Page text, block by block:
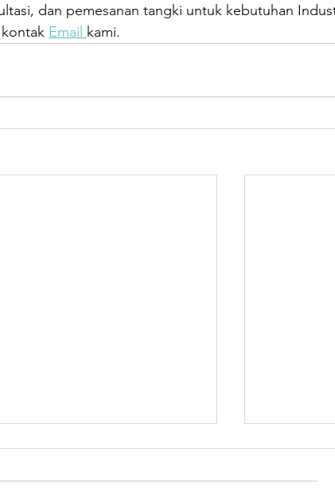
dan pemesanan tangki untuk kebutuhan
Email kami.